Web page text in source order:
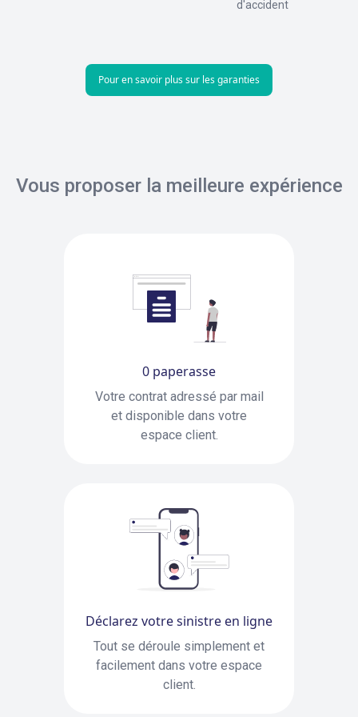
d'accident
Pour en savoir plus sur les garanties
Vous proposer la meilleure expérience
0 paperasse
Votre contrat adressé par mail
et disponible dans votre
espace client.
Déclarez votre sinistre en ligne
Tout se déroule simplement et
facilement dans votre espace
client.